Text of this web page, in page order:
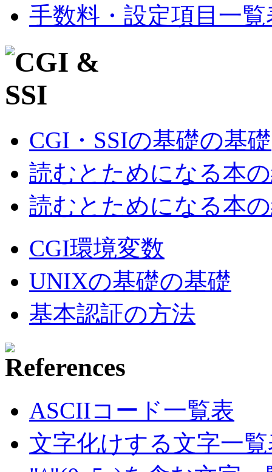
手数料・設定項目一覧
CGI・SSIの基礎の基礎
読むとためになる本
読むとためになる本
CGI環境変数
UNIXの基礎の基礎
基本認証の方法
ASCIIコード一覧表
文字化けする文字一